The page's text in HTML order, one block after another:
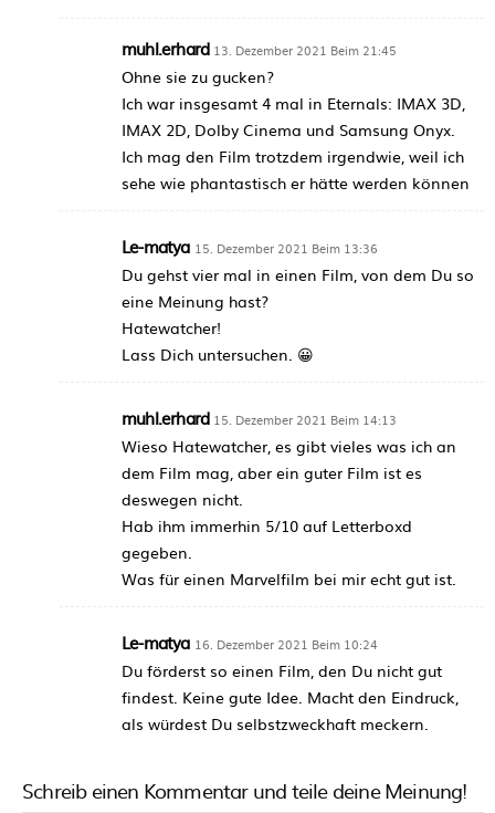
muhl.erhard 13. Dezember 2021 Beim 21:45
Ohne sie zu gucken?
Ich war insgesamt 4 mal in Eternals: IMAX 3D,
IMAX 2D, Dolby Cinema und Samsung Onyx.
Ich mag den Film trotzdem irgendwie, weil ich
sehe wie phantastisch er hätte werden können
Le-matya 15. Dezember 2021 Beim 13:36
Du gehst vier mal in einen Film, von dem Du so
eine Meinung hast?
Hatewatcher!
Lass Dich untersuchen. 😀
muhl.erhard 15. Dezember 2021 Beim 14:13
Wieso Hatewatcher, es gibt vieles was ich an
dem Film mag, aber ein guter Film ist es
deswegen nicht.
Hab ihm immerhin 5/10 auf Letterboxd
gegeben.
Was für einen Marvelfilm bei mir echt gut ist.
Le-matya 16. Dezember 2021 Beim 10:24
Du förderst so einen Film, den Du nicht gut
findest. Keine gute Idee. Macht den Eindruck,
als würdest Du selbstzweckhaft meckern.
Schreib einen Kommentar und teile deine Meinung!